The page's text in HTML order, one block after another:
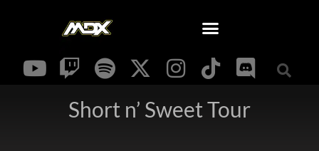
Short n’ Sweet Tour